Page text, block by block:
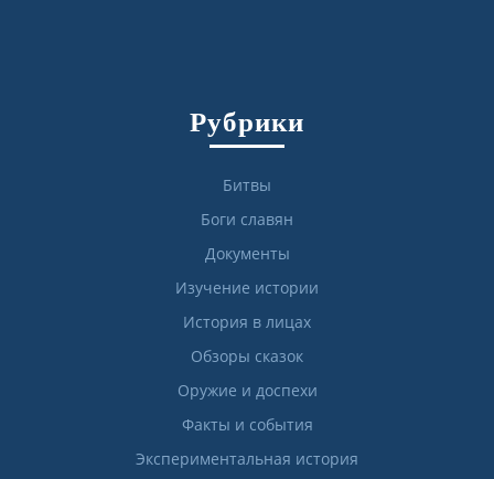
Рубрики
Битвы
Боги славян
Документы
Изучение истории
История в лицах
Обзоры сказок
Оружие и доспехи
Факты и события
Экспериментальная история